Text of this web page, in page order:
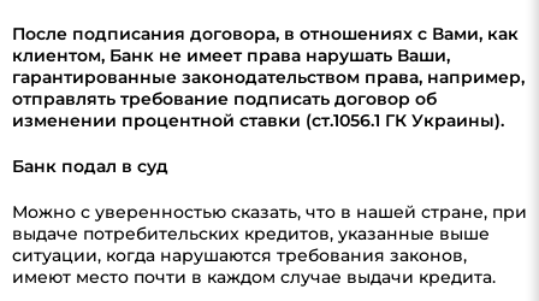
После подписания договора, в отношениях с Вами, как
клиентом, Банк не имеет права нарушать Ваши,
гарантированные законодательством права, например,
отправлять требование подписать договор об
изменении процентной ставки (ст.1056.1 ГК Украины).
Банк подал в суд
Можно с уверенностью сказать, что в нашей стране, при
выдаче потребительских кредитов, указанные выше
ситуации, когда нарушаются требования законов,
имеют место почти в каждом случае выдачи кредита.